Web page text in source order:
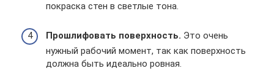
покраска стен в светлые тона.
Прошлифовать поверхность. Это очень
нужный рабочий момент, так как поверхность
должна быть идеально ровная.